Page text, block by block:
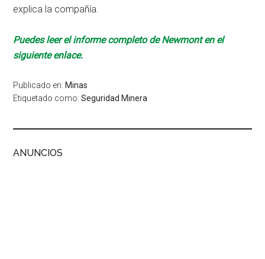
explica la compañía.
Puedes leer el informe completo de Newmont en el
siguiente enlace.
Publicado en: Minas
Etiquetado como:Seguridad Minera
ANUNCIOS